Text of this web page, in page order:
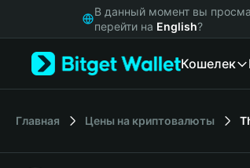
Русский
Italiano
В данный момент вы
перейти на English?
Кошелек
Главная Цены на криптовалюты